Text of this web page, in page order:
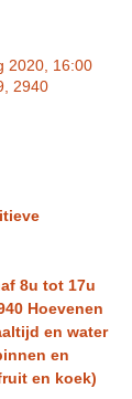
2020, 16:00
2940
8u tot 17u
Hoevenen
en water
en
en koek)